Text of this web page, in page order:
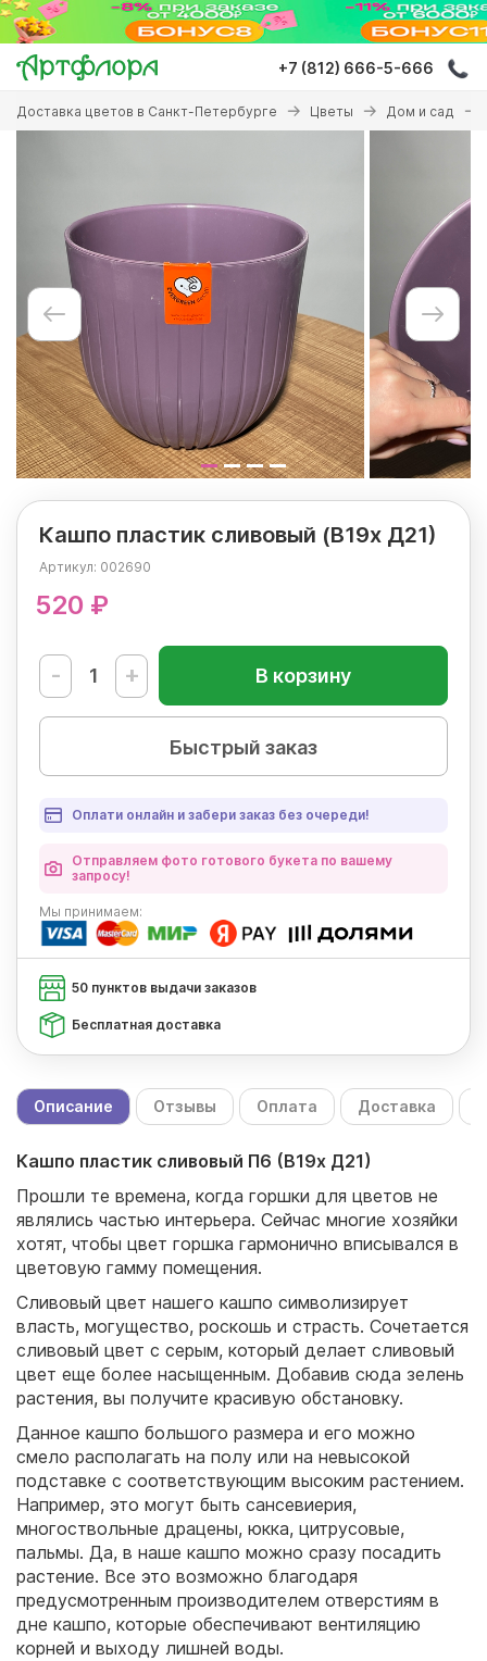
Перейти
основному
содержанию
+7 (812) 666-5-666
Вы
здесь
Доставка цветов в Санкт-Петербурге Цветы Дом и сад
Кашпо пластик сливовый (В19х Д21)
Артикул: 002690
520 ₽
- + В корзину
Быстрый заказ
Оплати онлайн и забери заказ без очереди!
Отправляем фото готового букета по вашему
запросу!
Мы принимаем:
50 пунктов выдачи заказов
Бесплатная доставка
Описание Отзывы Оплата Доставка
Кашпо пластик сливовый П6 (В19х Д21)
Прошли те времена, когда горшки для цветов не
являлись частью интерьера. Сейчас многие хозяйки
хотят, чтобы цвет горшка гармонично вписывался в
цветовую гамму помещения.
Сливовый цвет нашего кашпо символизирует
власть, могущество, роскошь и страсть. Сочетается
сливовый цвет с серым, который делает сливовый
цвет еще более насыщенным. Добавив сюда зелень
растения, вы получите красивую обстановку.
Данное кашпо большого размера и его можно
смело располагать на полу или на невысокой
подставке с соответствующим высоким растением.
Например, это могут быть сансевиерия,
многоствольные драцены, юкка, цитрусовые,
пальмы. Да, в наше кашпо можно сразу посадить
растение. Все это возможно благодаря
предусмотренным производителем отверстиям в
дне кашпо, которые обеспечивают вентиляцию
корней и выходу лишней воды.